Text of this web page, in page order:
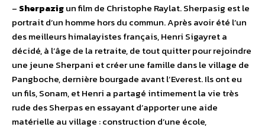
– Sherpazigun film de Christophe Raylat. Sherpasig est le
portrait d’un homme hors du commun. Après avoir été l’un
des meilleurs himalayistes français, Henri Sigayret a
décidé, à l’âge de la retraite, de tout quitter pour rejoindre
une jeune Sherpani et créer une famille dans le village de
Pangboche, dernière bourgade avant l’Everest. Ils ont eu
un fils, Sonam, et Henri a partagé intimement la vie très
rude des Sherpas en essayant d’apporter une aide
matérielle au village : construction d’une école,